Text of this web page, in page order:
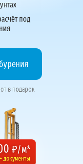
под
в подарок
₽/м*
документы